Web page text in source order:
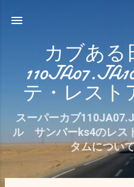
カブあ
テ・レスト
スーパーカブ
ル サンバーks4のレス
タムについ